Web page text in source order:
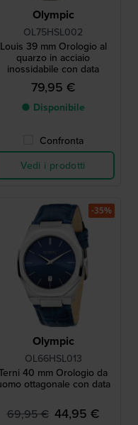
Olympic
OL75HSL002
Louis 39 mm Orologio al
quarzo in acciaio
inossidabile con data
79,95 €
● Disponibile
Confronta
Vedi i prodotti
Olympic
OL66HSL013
40 mm Orologio da
ottagonale con data
69,95 € 44,95 €
-35%